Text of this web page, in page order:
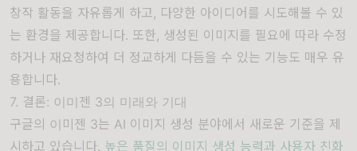
창작 활동을 자유롭게 하고, 다양한 아이디어를 시도해볼 수 있
는 환경을 제공합니다. 또한, 생성된 이미지를 필요에 따라 수정
하거나 재요청하여 더 정교하게 다듬을 수 있는 기능도 매우 유
용합니다.
7. 결론: 이미젠 3의 미래와 기대
구글의 이미젠 3는 AI 이미지 생성 분야에서 새로운 기준을 제
시하고 있습니다. 높은 품질의 이미지 생성 능력과 사용자 친화